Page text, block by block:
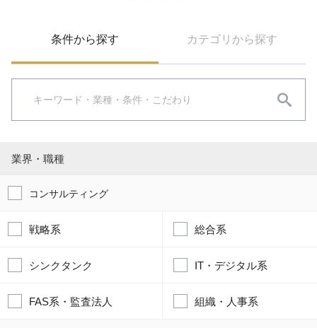
条件から探す カテゴリから探す
業界・職種
コンサルティング
戦略系 総合系
シンクタンク IT・デジタル系
FAS系・監査法人 組織・人事系